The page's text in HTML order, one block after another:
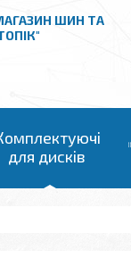
ШИН ТА
для дисків